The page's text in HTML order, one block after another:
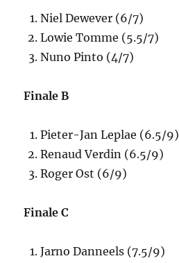
Niel Dewever (6/7)
Lowie Tomme (5.5/7)
Nuno Pinto (4/7)
Finale B
Pieter-Jan Leplae (6.5/9)
Renaud Verdin (6.5/9)
Roger Ost (6/9)
Finale C
Jarno Danneels (7.5/9)